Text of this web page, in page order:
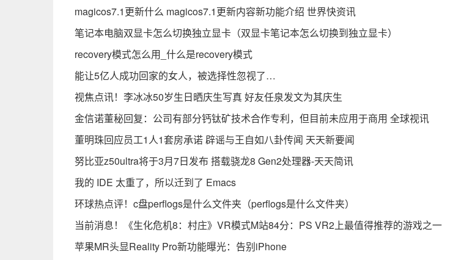
magicos7.1更新什么 magicos7.1更新内容新功能介绍 世界快资讯
笔记本电脑双显卡怎么切换独立显卡（双显卡笔记本怎么切换到独立显卡）
recovery模式怎么用_什么是recovery模式
能让5亿人成功回家的女人，被选择性忽视了…
视焦点讯！李冰冰50岁生日晒庆生写真 好友任泉发文为其庆生
金信诺董秘回复：公司有部分钙钛矿技术合作专利，但目前未应用于商用 全球视讯
董明珠回应员工1人1套房承诺 辟谣与王自如八卦传闻 天天新要闻
努比亚z50ultra将于3月7日发布 搭载骁龙8 Gen2处理器-天天简讯
我的 IDE 太重了，所以迁到了 Emacs
环球热点评！c盘perflogs是什么文件夹（perflogs是什么文件夹）
当前消息！《生化危机8：村庄》VR模式M站84分：PS VR2上最值得推荐的游戏之一
苹果MR头显Reality Pro新功能曝光：告别iPhone